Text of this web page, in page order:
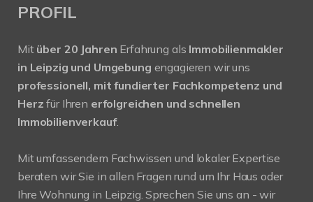
PROFIL
Mit über 20 Jahren Erfahrung als Immobilienmakler
in Leipzig und Umgebung engagieren wir uns
professionell, mit fundierter Fachkompetenz und
Herz für Ihren erfolgreichen und schnellen
Immobilienverkauf.
Mit umfassendem Fachwissen und lokaler Expertise
beraten wir Sie in allen Fragen rund um Ihr Haus oder
Ihre Wohnung in Leipzig. Sprechen Sie uns an - wir